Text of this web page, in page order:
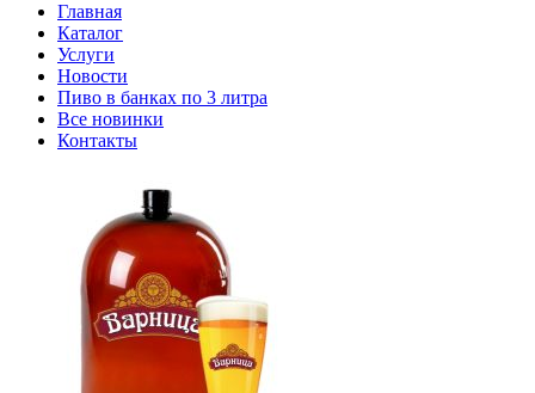
Главная
Каталог
Услуги
Новости
Пиво в банках по 3 литра
Все новинки
Контакты